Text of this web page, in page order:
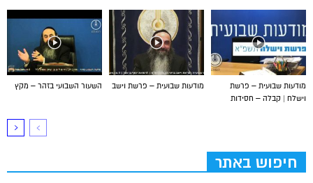
השעור השבועי בזהר – מקץ מודעות שבועית – פרשת וישב
מודעות שבועית – פרשת
וישלח | קבלה – חסידות
חיפוש באתר